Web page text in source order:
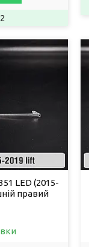
LED (2015-
правий